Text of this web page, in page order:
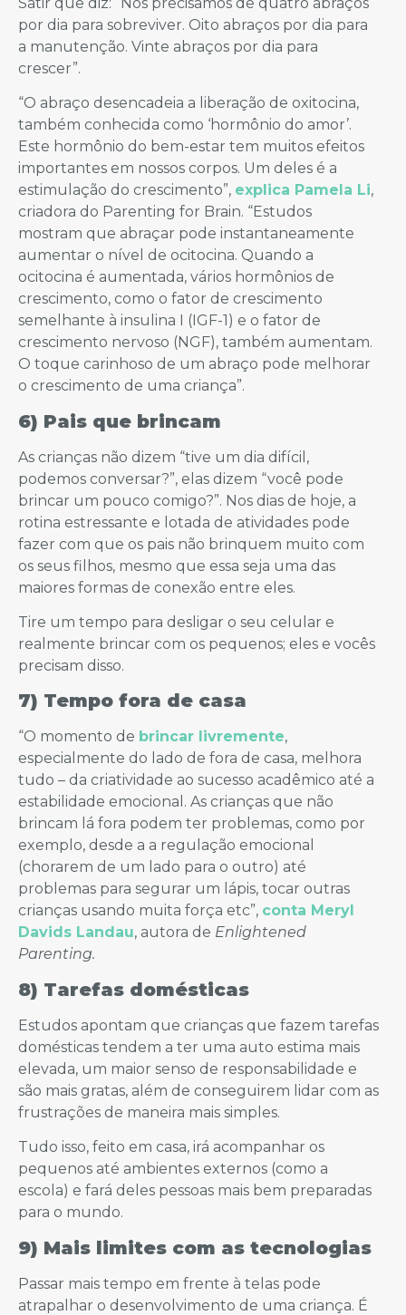
por dia para sobreviver. Oito abraços por dia para
a manutenção. Vinte abraços por dia para
crescer”.
“O abraço desencadeia a liberação de oxitocina,
também conhecida como ‘hormônio do amor’.
Este hormônio do bem-estar tem muitos efeitos
importantes em nossos corpos. Um deles é a
estimulação do crescimento”, explica Pamela Li,
criadora do Parenting for Brain. “Estudos
mostram que abraçar pode instantaneamente
aumentar o nível de ocitocina. Quando a
ocitocina é aumentada, vários hormônios de
crescimento, como o fator de crescimento
semelhante à insulina I (IGF-1) e o fator de
crescimento nervoso (NGF), também aumentam.
O toque carinhoso de um abraço pode melhorar
o crescimento de uma criança”.
6) Pais que brincam
As crianças não dizem “tive um dia difícil,
podemos conversar?”, elas dizem “você pode
brincar um pouco comigo?”. Nos dias de hoje, a
rotina estressante e lotada de atividades pode
fazer com que os pais não brinquem muito com
os seus filhos, mesmo que essa seja uma das
maiores formas de conexão entre eles.
Tire um tempo para desligar o seu celular e
realmente brincar com os pequenos; eles e vocês
precisam disso.
7) Tempo fora de casa
“O momento de brincar livremente,
especialmente do lado de fora de casa, melhora
tudo – da criatividade ao sucesso acadêmico até a
estabilidade emocional. As crianças que não
brincam lá fora podem ter problemas, como por
exemplo, desde a a regulação emocional
(chorarem de um lado para o outro) até
problemas para segurar um lápis, tocar outras
crianças usando muita força etc”, conta Meryl
Davids Landau, autora de Enlightened
Parenting.
8) Tarefas domésticas
Estudos apontam que crianças que fazem tarefas
domésticas tendem a ter uma auto estima mais
elevada, um maior senso de responsabilidade e
são mais gratas, além de conseguirem lidar com as
frustrações de maneira mais simples.
Tudo isso, feito em casa, irá acompanhar os
pequenos até ambientes externos (como a
escola) e fará deles pessoas mais bem preparadas
para o mundo.
9) Mais limites com as tecnologias
Passar mais tempo em frente à telas pode
atrapalhar o desenvolvimento de uma criança. É